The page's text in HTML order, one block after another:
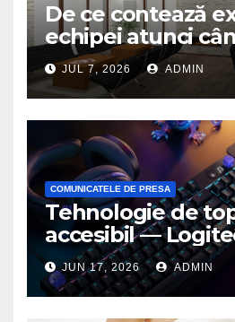
De ce contează
echipei atunci
birou de
JUL 7, 2026 ADMIN
COMUNICATELE DE PRESA
Tehnologie de
accesibil —
seria G3 cu un
o nouă tastatură
gaming pe PC
JUN 17, 2026 ADMIN